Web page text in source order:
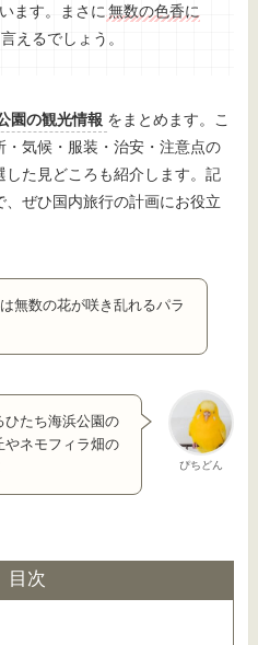
ます。まさに 無数の色香に
えるでしょう。
園の観光情報 をまとめます。こ
気候・服装・治安・注意点の
た見どころも紹介します。記
ぜひ国内旅行の計画にお役立
無数の花が咲き乱れるパラ
ぴちどん
ひたち海浜公園の
やネモフィラ畑の
目次